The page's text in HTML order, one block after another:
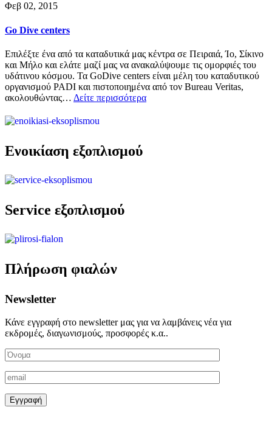
Φεβ 02, 2015
Go Dive centers
Επιλέξτε ένα από τα καταδυτικά μας κέντρα σε Πειραιά, Ίο, Σίκινο
και Μήλο και ελάτε μαζί μας να ανακαλύψουμε τις ομορφιές του
υδάτινου κόσμου. Τα GoDive centers είναι μέλη του καταδυτικού
οργανισμού PADI και πιστοποιημένα από τον Bureau Veritas,
ακολουθώντας… Δείτε περισσότερα
Ενοικίαση εξοπλισμού
Service εξοπλισμού
Πλήρωση φιαλών
Newsletter
Κάνε εγγραφή στο newsletter μας για να λαμβάνεις νέα για
εκδρομές, διαγωνισμούς, προσφορές κ.α..